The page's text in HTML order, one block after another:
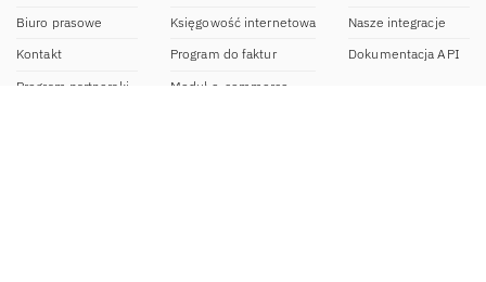
Biuro prasowe
Kontakt
Program partnerski
Księgowość internetowa
Program do faktur
Moduł e-commerce
Nasze integracje
Dokumentacja API